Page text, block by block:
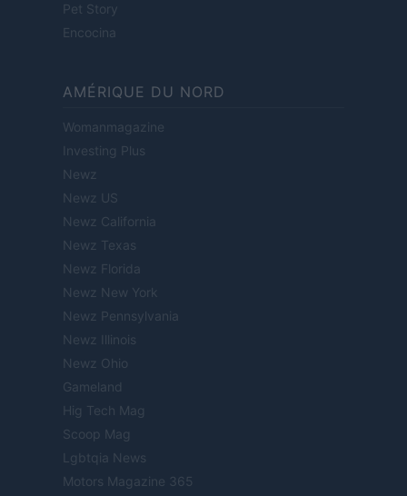
Pet Story
Encocina
AMÉRIQUE DU NORD
Womanmagazine
Investing Plus
Newz
Newz US
Newz California
Newz Texas
Newz Florida
Newz New York
Newz Pennsylvania
Newz Illinois
Newz Ohio
Gameland
Hig Tech Mag
Scoop Mag
Lgbtqia News
Motors Magazine 365